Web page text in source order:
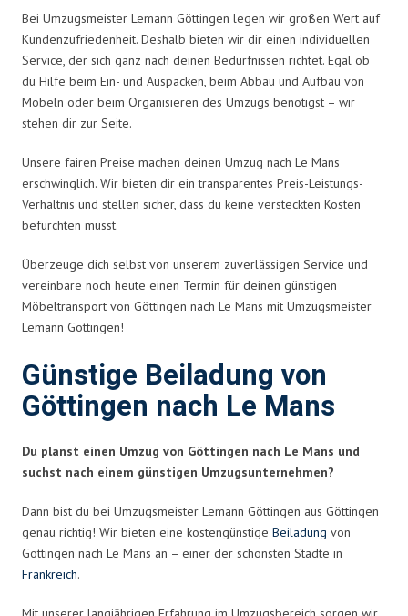
Bei Umzugsmeister Lemann Göttingen legen wir großen Wert auf
Kundenzufriedenheit. Deshalb bieten wir dir einen individuellen
Service, der sich ganz nach deinen Bedürfnissen richtet. Egal ob
du Hilfe beim Ein- und Auspacken, beim Abbau und Aufbau von
Möbeln oder beim Organisieren des Umzugs benötigst – wir
stehen dir zur Seite.
Unsere fairen Preise machen deinen Umzug nach Le Mans
erschwinglich. Wir bieten dir ein transparentes Preis-Leistungs-
Verhältnis und stellen sicher, dass du keine versteckten Kosten
befürchten musst.
Überzeuge dich selbst von unserem zuverlässigen Service und
vereinbare noch heute einen Termin für deinen günstigen
Möbeltransport von Göttingen nach Le Mans mit Umzugsmeister
Lemann Göttingen!
Günstige Beiladung von
Göttingen nach Le Mans
Du planst einen Umzug von Göttingen nach Le Mans und
suchst nach einem günstigen Umzugsunternehmen?
Dann bist du bei Umzugsmeister Lemann Göttingen aus Göttingen
genau richtig! Wir bieten eine kostengünstige Beiladung von
Göttingen nach Le Mans an – einer der schönsten Städte in
Frankreich.